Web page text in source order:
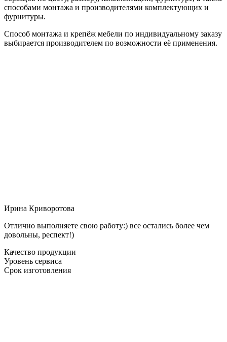
способами монтажа и производителями комплектующих и
фурнитуры.
Способ монтажа и крепёж мебели по индивидуальному заказу
выбирается производителем по возможности её применения.
Ирина Криворотова
Отлично выполняете свою работу:) все остались более чем
довольны, респект!)
Качество продукции
Уровень сервиса
Срок изготовления